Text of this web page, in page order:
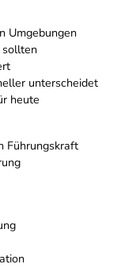
Umgebungen
sollten
unterscheidet
heute
Führungskraft